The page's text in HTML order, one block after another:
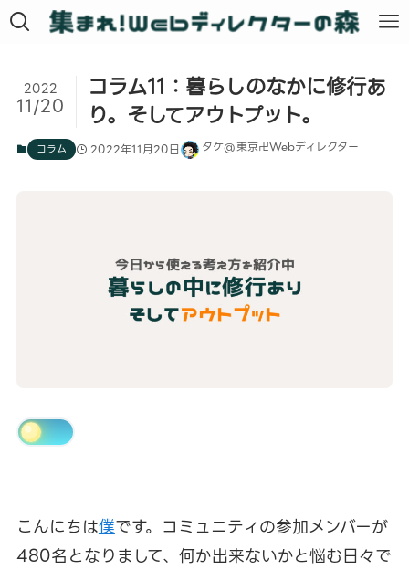
コラム11：暮らしのなかに修行あ
り。そしてアウトプット。
2022
11/20
コラム 2022年11月20日 タケ@東京卍Webディレクター
こんにちは僕です。コミュニティの参加メンバーが
480名となりまして、何か出来ないかと悩む日々で